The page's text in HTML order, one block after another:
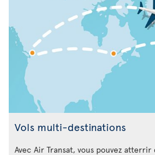
Vols multi-destinations
Avec Air Transat, vous pouvez